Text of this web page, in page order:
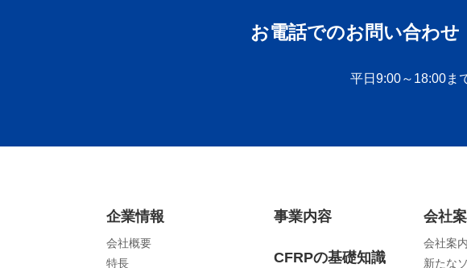
お電話でのお問い合わせ
平日9:00～18:00ま
企業情報
会社概要
特長
事業内容
CFRPの基礎知識
会社
会社案内
新たな